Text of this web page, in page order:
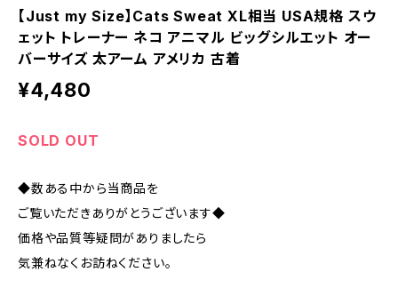
【Just my Size】Cats Sweat XL相当 USA規格 スウ
ェット トレーナー ネコ アニマル ビッグシルエット オー
バーサイズ 太アーム アメリカ 古着
¥4,480
SOLD OUT
◆数ある中から当商品を
ご覧いただきありがとうございます◆
価格や品質等疑問がありましたら
気兼ねなくお訪ねください。